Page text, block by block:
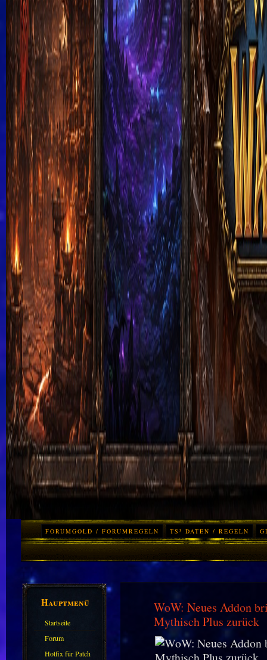
FORUMGOLD / FORUMREGELN TS³ DATEN / REGELN
Hauptmenü
Startseite
Forum
Hotfix für Patch
WoW: Neues Addon
Mythisch Plus zurück